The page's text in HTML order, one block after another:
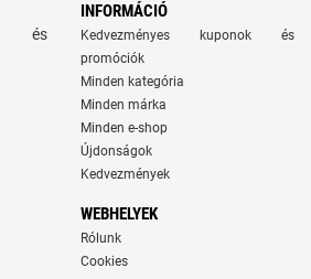
és
INFORMÁCIÓ
Kedvezményes kuponok és
promóciók
Minden kategória
Minden márka
Minden e-shop
Újdonságok
Kedvezmények
WEBHELYEK
Rólunk
Cookies